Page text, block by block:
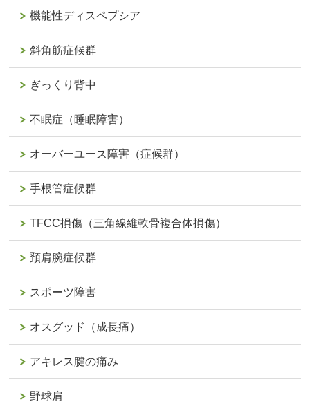
機能性ディスペプシア
斜角筋症候群
ぎっくり背中
不眠症（睡眠障害）
オーバーユース障害（症候群）
手根管症候群
TFCC損傷（三角線維軟骨複合体損傷）
頚肩腕症候群
スポーツ障害
オスグッド（成長痛）
アキレス腱の痛み
野球肩